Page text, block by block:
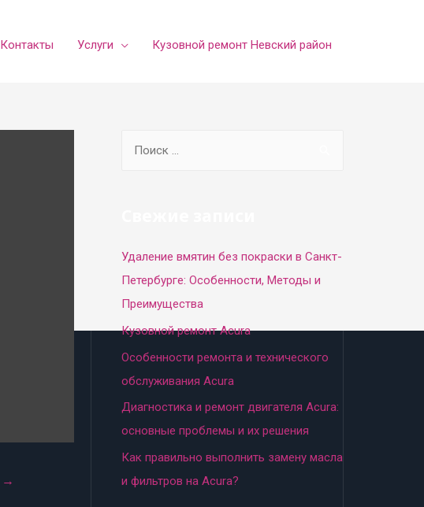
Контакты Услуги Кузовной ремонт Невский район
→
h
f
o
r
:
Удаление вмятин без покраски в Санкт-
Петербурге: Особенности, Методы и
Преимущества
Кузовной ремонт Acura
Особенности ремонта и технического
обслуживания Acura
Диагностика и ремонт двигателя Acura:
основные проблемы и их решения
Как правильно выполнить замену масла
и фильтров на Acura?